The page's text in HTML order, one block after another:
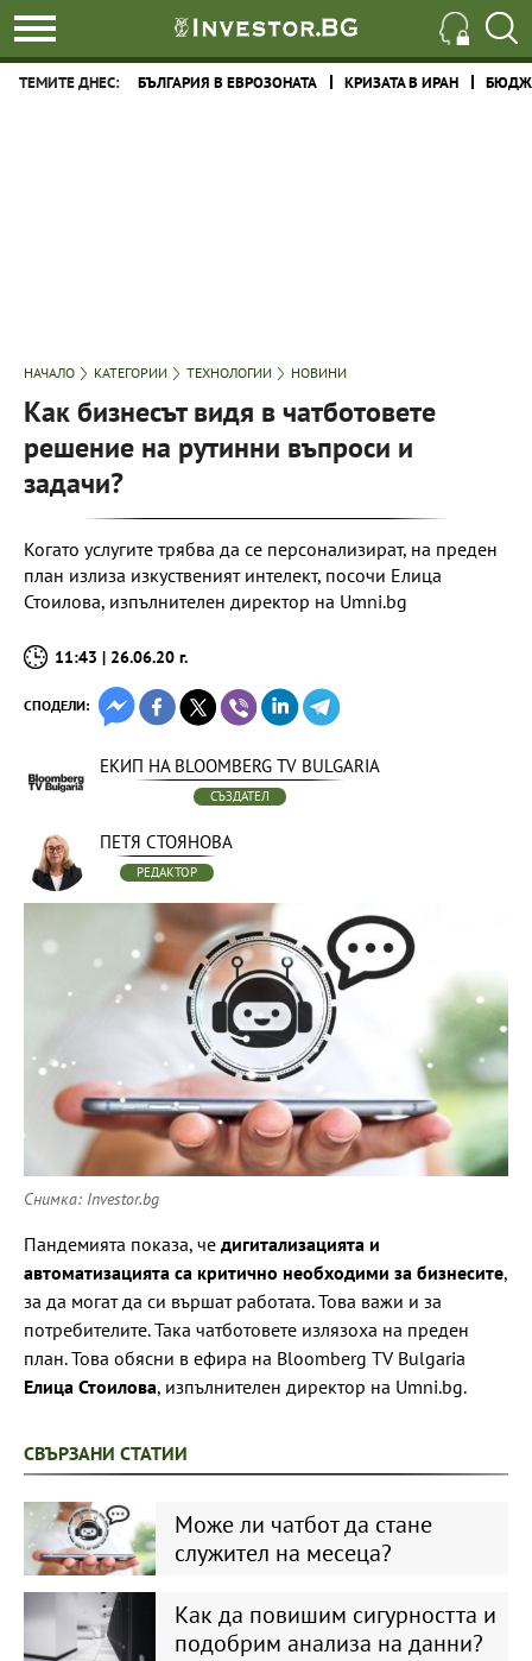
ТЕМИТЕ ДНЕС: БЪЛГАРИЯ В ЕВРОЗОНАТА КРИЗАТА В ИРАН
НАЧАЛО КАТЕГОРИИ ТЕХНОЛОГИИ НОВИНИ
Как бизнесът видя в чатботовете
решение на рутинни въпроси и
задачи?
Когато услугите трябва да се персонализират, на преден
план излиза изкуственият интелект, посочи Елица
Стоилова, изпълнителен директор на Umni.bg
11:43 | 26.06.20 г.
СПОДЕЛИ:
ЕКИП НА BLOOMBERG TV BULGARIA
СЪЗДАТЕЛ
ПЕТЯ СТОЯНОВА
РЕДАКТОР
Снимка: Investor.bg
Пандемията показа, че дигитализацията и
автоматизацията са критично необходими за бизнесите,
за да могат да си вършат работата. Това важи и за
потребителите. Така чатботовете излязоха на преден
план. Това обясни в ефира на Bloomberg TV Bulgaria
Елица Стоилова, изпълнителен директор на Umni.bg.
СВЪРЗАНИ СТАТИИ
Може ли чатбот да стане
служител на месеца?
Как да повишим сигурността и
подобрим анализа на данни?